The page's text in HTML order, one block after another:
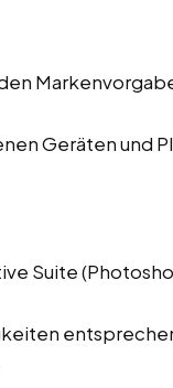
Geräten und
Suite